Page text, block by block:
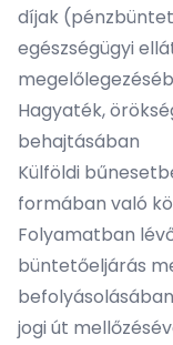
díjak
egészségügyi
Hagyaték,
behajtásában
Külföldi
formában való
Folyamatban
büntetőeljárás
jogi út